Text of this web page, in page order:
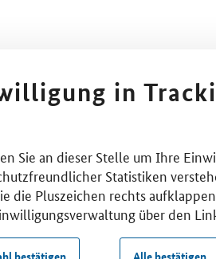
in
Sie an dieser Stelle um Ihre
Statistiken
die Pluszeichen rechts
über den
bestätigen Alle bestätigen